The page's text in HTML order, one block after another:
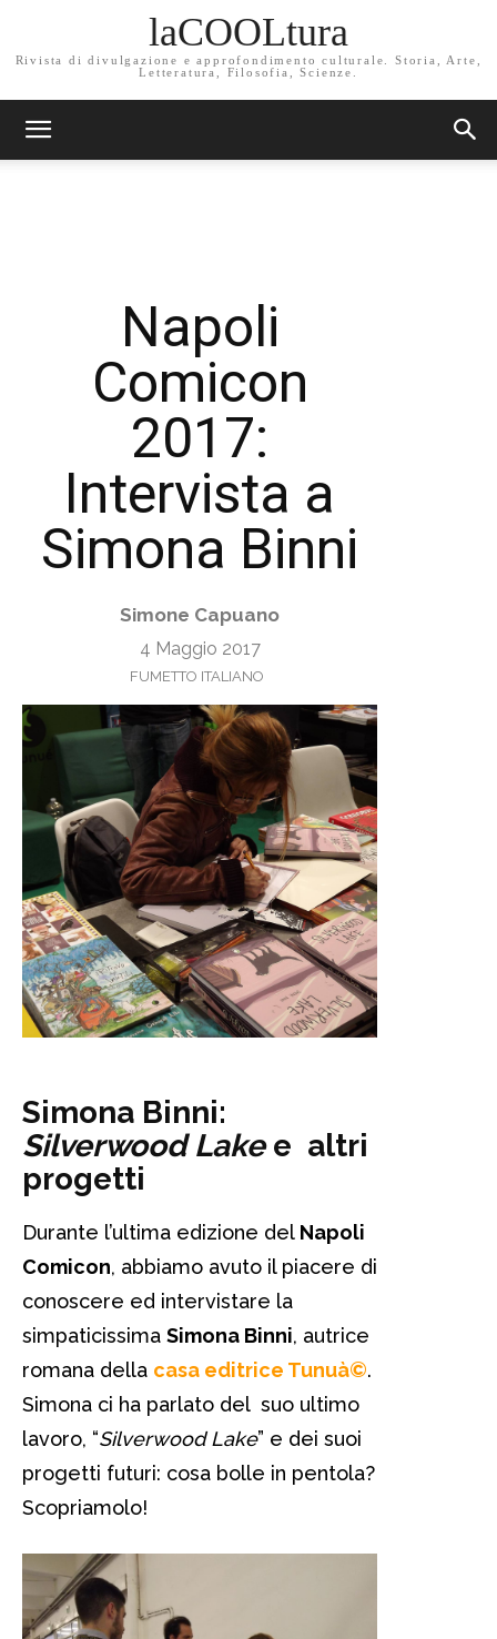
laCOOLtura
Rivista di divulgazione e approfondimento culturale. Storia, Arte,
Letteratura, Filosofia, Scienze.
Napoli
Comicon
2017:
Intervista a
Simona Binni
Simone Capuano
4 Maggio 2017
FUMETTO ITALIANO
Simona Binni:
Silverwood Lakee altri
progetti
Durante l’ultima edizione del Napoli
Comicon, abbiamo avuto il piacere di
conoscere ed intervistare la
simpaticissima Simona Binni, autrice
romana della casa editrice Tunuà©.
Simona ci ha parlato del suo ultimo
lavoro, “Silverwood Lake” e dei suoi
progetti futuri: cosa bolle in pentola?
Scopriamolo!